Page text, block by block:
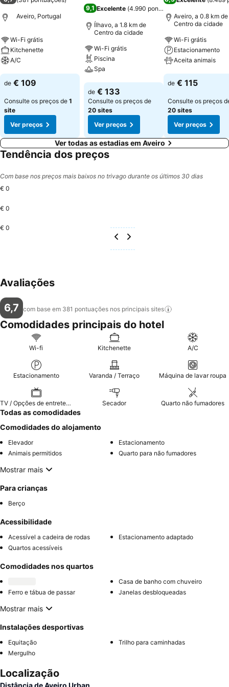
Aveiro, Portugal
Wi-Fi grátis
Kitchenette
A/C
Ver preços
de € 109
Consulte os preços de 1
site
Ver preços
9,1 Excelente (4.990 pontuações
Ílhavo, a 1.8 km de
Centro da cidade
Wi-Fi grátis
Piscina
Spa
Ver preços
de € 133
Consulte os preços de
20 sites
Ver preços
Aveiro, a 0.8 km de
Centro da cidade
Wi-Fi grátis
Estacionamento
Aceita animais
Ver preços
de € 115
Consulte os preços
20 sites
Ver preços
Ver todas as estadias em Aveiro
Tendência dos preços
Com base nos preços mais baixos no trivago durante os últimos 30 dias
€ 0
€ 0
€ 0
Avaliações
6,7 com base em 381 pontuações nos principais sites
Comodidades principais do hotel
Wi-fi Kitchenette A/C
Estacionamento Varanda / Terraço Máquina de lavar roupa
TV / Opções de entretenimento Secador Quarto não fumadores
Todas as comodidades
Comodidades do alojamento
Elevador
Estacionamento
Animais permitidos
Quarto para não fumadores
Mostrar mais
Para crianças
Berço
Acessibilidade
Acessível a cadeira de rodas
Estacionamento adaptado
Quartos acessíveis
Comodidades nos quartos
Casa de banho com chuveiro
Ferro e tábua de passar
Janelas desbloqueadas
Mostrar mais
Instalações desportivas
Equitação
Trilho para caminhadas
Mergulho
Localização
Distância de Aveiro Urban